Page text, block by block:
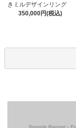
きミルデザインリング
350,000円(税込)